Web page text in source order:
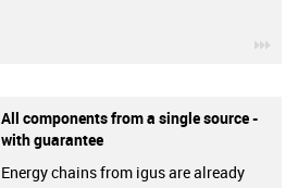
All components from a single source -
with guarantee
Energy chains from igus are already